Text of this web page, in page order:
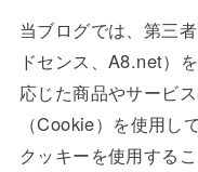
当ブログでは、第三
ドセンス、A8.net）
応じた商品やサービ
（Cookie）を使用し
クッキーを使用する